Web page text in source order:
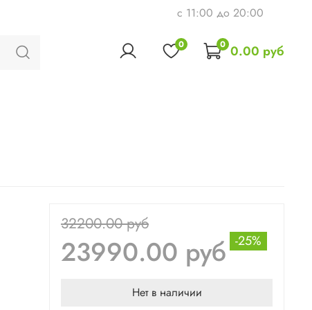
c 11:00 до 20:00
0 0 0.00 руб
32200.00 руб
23990.00 руб -25%
Нет в наличии